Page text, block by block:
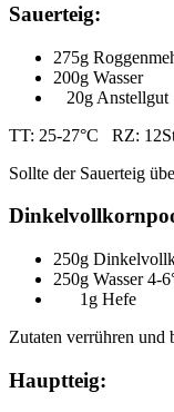
Sauerteig:
275g
200g Wasser
20g Anstellgut
TT: 25-27°C RZ:
Sollte der Sauerteig
250g
250g Wasser 4-
1g Hefe
Zutaten verrühren und
Hauptteig: